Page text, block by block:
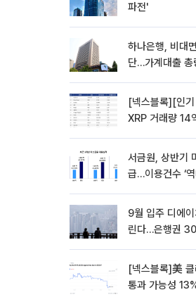
파전'
하나은행, 비대
단…가계대출 총
[넥스블록][인
XRP 거래량
서금원, 상반기
급…이용건수 ‘
9월 입주 디에
린다…은행권
[넥스블록]美
통과 가능성